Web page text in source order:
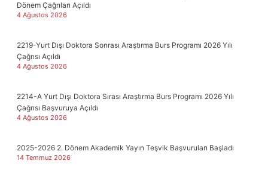
Dönem Çağrıları Açıldı
4 Ağustos 2026
2219-Yurt Dışı Doktora Sonrası Araştırma Burs Programı 2026 Yılı
Çağrısı Açıldı
4 Ağustos 2026
2214-A Yurt Dışı Doktora Sırası Araştırma Burs Programı 2026 Yılı
Çağrısı Başvuruya Açıldı
4 Ağustos 2026
2025-2026 2. Dönem Akademik Yayın Teşvik Başvuruları Başladı
14 Temmuz 2026